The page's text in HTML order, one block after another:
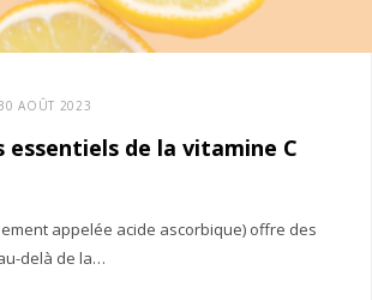
AOÛT 2023
essentiels de la vitamine C
appelée acide ascorbique) offre des
delà de la…